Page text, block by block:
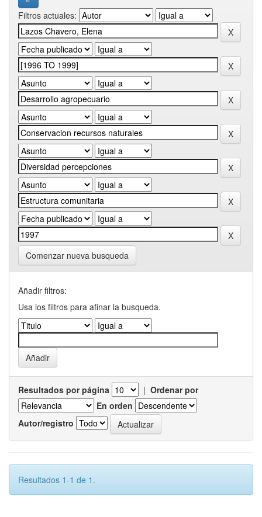
Filtros actuales:
Comenzar nueva busqueda
Añadir filtros:
Usa los filtros para afinar la busqueda.
Resultados por página | Ordenar por
En orden
Autor/registro
Resultados 1-1 de 1.